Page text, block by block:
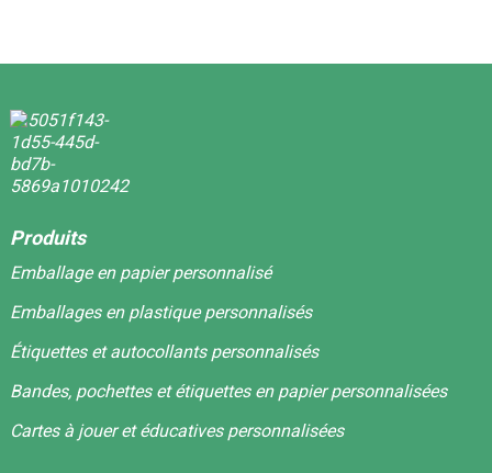
Produits
Emballage en papier personnalisé
Emballages en plastique personnalisés
Étiquettes et autocollants personnalisés
Bandes, pochettes et étiquettes en papier personnalisées
Cartes à jouer et éducatives personnalisées